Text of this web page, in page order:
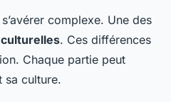
complexe. Une des
. Ces différences
Chaque partie peut
sa culture.